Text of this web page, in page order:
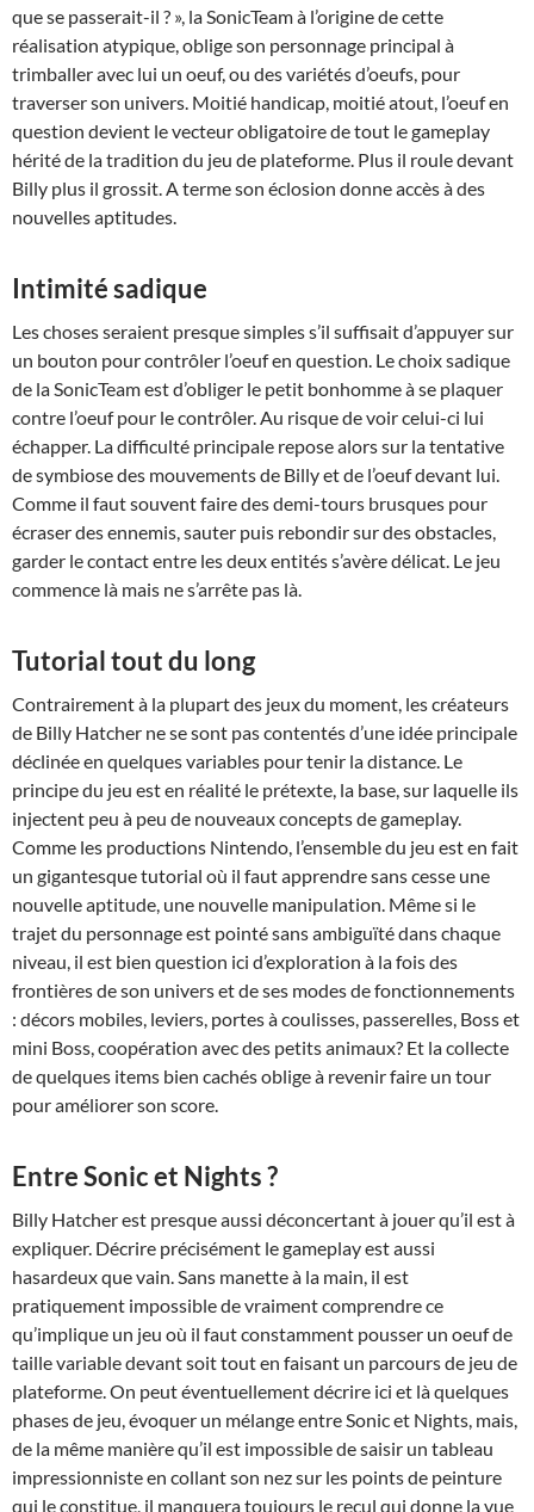
que se passerait-il ? », la SonicTeam à l’origine de cette
réalisation atypique, oblige son personnage principal à
trimballer avec lui un oeuf, ou des variétés d’oeufs, pour
traverser son univers. Moitié handicap, moitié atout, l’oeuf en
question devient le vecteur obligatoire de tout le gameplay
hérité de la tradition du jeu de plateforme. Plus il roule devant
Billy plus il grossit. A terme son éclosion donne accès à des
nouvelles aptitudes.
Intimité sadique
Les choses seraient presque simples s’il suffisait d’appuyer sur
un bouton pour contrôler l’oeuf en question. Le choix sadique
de la SonicTeam est d’obliger le petit bonhomme à se plaquer
contre l’oeuf pour le contrôler. Au risque de voir celui-ci lui
échapper. La difficulté principale repose alors sur la tentative
de symbiose des mouvements de Billy et de l’oeuf devant lui.
Comme il faut souvent faire des demi-tours brusques pour
écraser des ennemis, sauter puis rebondir sur des obstacles,
garder le contact entre les deux entités s’avère délicat. Le jeu
commence là mais ne s’arrête pas là.
Tutorial tout du long
Contrairement à la plupart des jeux du moment, les créateurs
de Billy Hatcher ne se sont pas contentés d’une idée principale
déclinée en quelques variables pour tenir la distance. Le
principe du jeu est en réalité le prétexte, la base, sur laquelle ils
injectent peu à peu de nouveaux concepts de gameplay.
Comme les productions Nintendo, l’ensemble du jeu est en fait
un gigantesque tutorial où il faut apprendre sans cesse une
nouvelle aptitude, une nouvelle manipulation. Même si le
trajet du personnage est pointé sans ambiguïté dans chaque
niveau, il est bien question ici d’exploration à la fois des
frontières de son univers et de ses modes de fonctionnements
: décors mobiles, leviers, portes à coulisses, passerelles, Boss et
mini Boss, coopération avec des petits animaux? Et la collecte
de quelques items bien cachés oblige à revenir faire un tour
pour améliorer son score.
Entre Sonic et Nights ?
Billy Hatcher est presque aussi déconcertant à jouer qu’il est à
expliquer. Décrire précisément le gameplay est aussi
hasardeux que vain. Sans manette à la main, il est
pratiquement impossible de vraiment comprendre ce
qu’implique un jeu où il faut constamment pousser un oeuf de
taille variable devant soit tout en faisant un parcours de jeu de
plateforme. On peut éventuellement décrire ici et là quelques
phases de jeu, évoquer un mélange entre Sonic et Nights, mais,
de la même manière qu’il est impossible de saisir un tableau
impressionniste en collant son nez sur les points de peinture
qui le constitue, il manquera toujours le recul qui donne la vue